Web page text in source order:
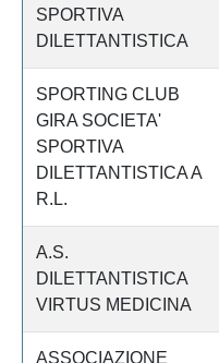
SPORTIVA
DILETTANTISTICA
SPORTING CLUB
GIRA SOCIETA'
SPORTIVA
DILETTANTISTICA A
R.L.
A.S.
DILETTANTISTICA
VIRTUS MEDICINA
ASSOCIAZIONE